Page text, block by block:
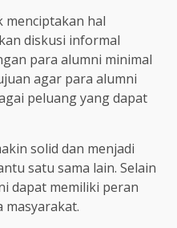
menciptakan hal
diskusi informal
para alumni minimal
agar para alumni
peluang yang dapat
solid dan menjadi
satu sama lain. Selain
dapat memiliki peran